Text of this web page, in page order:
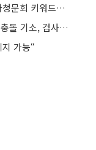
로펌 출자에 폭행 재판까지…박범계 인사청문회 키워드는 “이해충돌”
박범계 “윤석열 일가 수사 신속히…패트 충돌 기소, 검사들과 이해충돌 없어”
가능“